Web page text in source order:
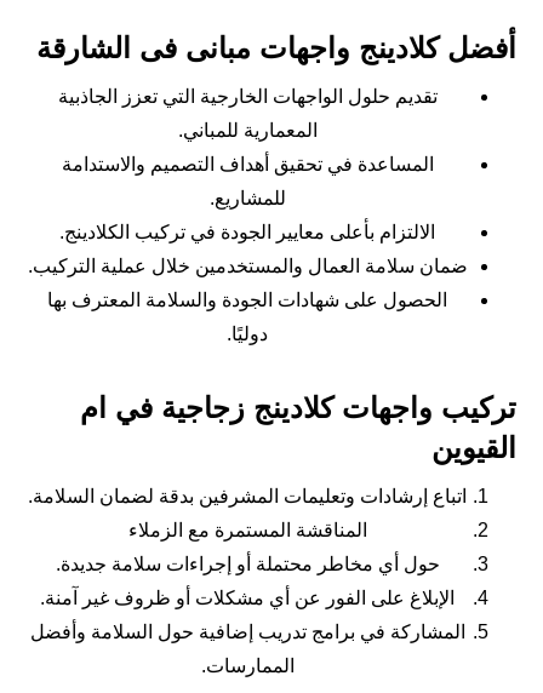
أفضل كلادينج واجهات مبانى فى الشارقة
تقديم حلول الواجهات الخارجية التي تعزز الجاذبية
المعمارية للمباني.
المساعدة في تحقيق أهداف التصميم والاستدامة
للمشاريع.
الالتزام بأعلى معايير الجودة في تركيب الكلادينج.
ضمان سلامة العمال والمستخدمين خلال عملية التركيب.
الحصول على شهادات الجودة والسلامة المعترف بها
دوليًا.
تركيب واجهات كلادينج زجاجية في ام
القيوين
اتباع إرشادات وتعليمات المشرفين بدقة لضمان السلامة.
المناقشة المستمرة مع الزملاء
حول أي مخاطر محتملة أو إجراءات سلامة جديدة.
الإبلاغ على الفور عن أي مشكلات أو ظروف غير آمنة.
المشاركة في برامج تدريب إضافية حول السلامة وأفضل
الممارسات.